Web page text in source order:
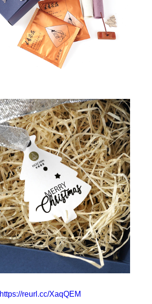
https://reurl.cc/XaqQEM